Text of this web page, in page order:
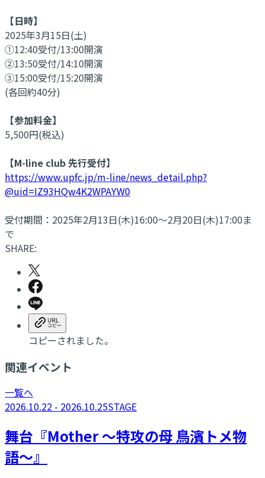
【日時】
2025年3月15日(土)
①12:40受付/13:00開演
②13:50受付/14:10開演
③15:00受付/15:20開演
(各回約40分)
【参加料金】
5,500円(税込)
【M-line club 先行受付】
https://www.upfc.jp/m-line/news_detail.php?
@uid=IZ93HQw4K2WPAYW0
受付期間：2025年2月13日(木)16:00～2月20日(木)17:00ま
で
SHARE:
コピーされました。
関連イベント
一覧へ
2026.10.22 - 2026.10.25STAGE
舞台『Mother ～特攻の母 鳥濱トメ物
語～』